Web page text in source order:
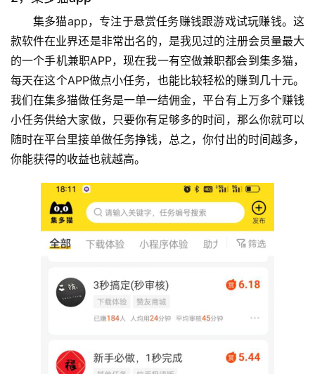
集多猫app，专注于悬赏任务赚钱跟游戏试玩赚钱。这
款软件在业界还是非常出名的，是我见过的注册会员量最大
的一个手机兼职APP，现在我一有空做兼职都会到集多猫，
每天在这个APP做点小任务，也能比较轻松的赚到几十元。
我们在集多猫做任务是一单一结佣金，平台有上万多个赚钱
小任务供给大家做，只要你有足够多的时间，那么你就可以
随时在平台里接单做任务挣钱，总之，你付出的时间越多，
你能获得的收益也就越高。